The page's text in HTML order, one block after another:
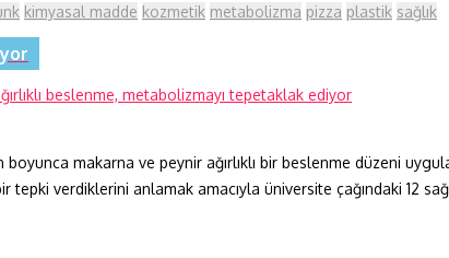
kimyasal madde kozmetik metabolizma pizza plastik sağlık
makarna ve peynir ağırlıklı bir beslenme düzeni
tepki verdiklerini anlamak amacıyla üniversite çağındaki 12